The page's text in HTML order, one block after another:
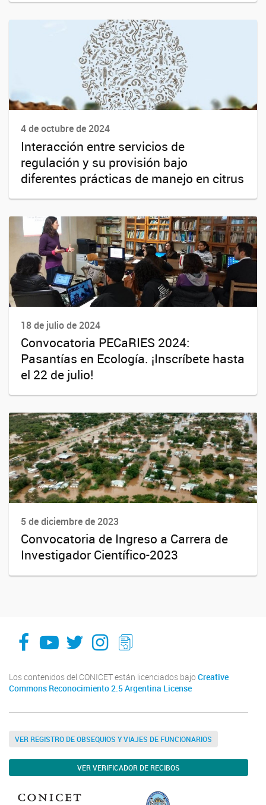
4 de octubre de 2024
Interacción entre servicios de
regulación y su provisión bajo
diferentes prácticas de manejo en citrus
18 de julio de 2024
Convocatoria PECaRIES 2024:
Pasantías en Ecología. ¡Inscríbete hasta
el 22 de julio!
5 de diciembre de 2023
Convocatoria de Ingreso a Carrera de
Investigador Científico-2023
facebook
youtube
Twitter
Instagram
LeChasquier Boletin Digital 70
Los contenidos del CONICET están licenciados bajo Creative
Commons Reconocimiento 2.5 Argentina License
VER REGISTRO DE OBSEQUIOS Y VIAJES DE FUNCIONARIOS
VER VERIFICADOR DE RECIBOS